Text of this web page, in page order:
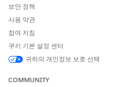
Salesforce에서 매칭 및 중복 규칙을
Sync에서 구매자 레코드를 생성하거
정이 중복되지 않도록 합니다.
OMS(Salesforce Order
Sync의 호환성
Shopper Profile Sync는 Salesforce
함께 작동하여 구매자 ID에 대한 단일
보안 정책
사용 약관
참여 지침
쿠키 기본 설정 센터
귀하의 개인정보 보호 선택
COMMUNITY